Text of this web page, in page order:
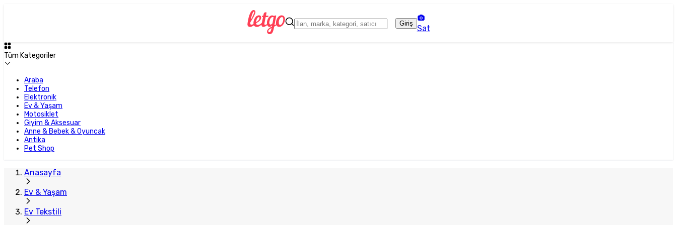
Giriş
Sat
Tüm Kategoriler
Araba
Telefon
Elektronik
Ev & Yaşam
Motosiklet
Giyim & Aksesuar
Anne & Bebek & Oyuncak
Antika
Pet Shop
Anasayfa
Ev & Yaşam
Ev Tekstili